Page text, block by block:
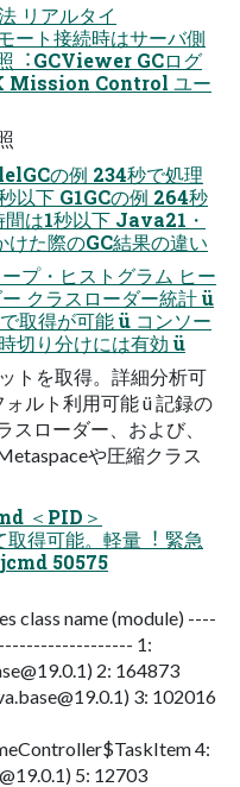
リアルタイ
ト接続時はサーバ側
︓GCViewer GCログ
Mission Control ユー
の例 234秒で処理
以下 G1GCの例 264秒
は1秒以下 Java21・
た際のGC結果の違い
プ・ヒストグラム ヒー
クラスローダー統計 ü
取得が可能 ü コンソー
切り分けには有効 ü
トを取得。詳細分析可
ルト利⽤可能 ü 記録の
スローダー、および、
や圧縮クラス
＜PID＞
得可能。軽量︕ 緊急
jcmd 50575
class name (module) ----
1:
) 2: 164873
) 3: 102016
4:
) 5: 12703